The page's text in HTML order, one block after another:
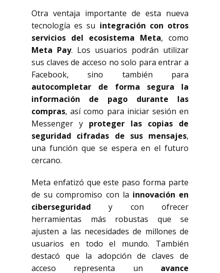
Otra ventaja importante de esta nueva
tecnología es su integración con otros
servicios del ecosistema Meta, como
Meta Pay. Los usuarios podrán utilizar
sus claves de acceso no solo para entrar a
Facebook, sino también para
autocompletar de forma segura la
información de pago durante las
compras, así como para iniciar sesión en
Messenger y proteger las copias de
seguridad cifradas de sus mensajes,
una función que se espera en el futuro
cercano.
Meta enfatizó que este paso forma parte
de su compromiso con la innovación en
ciberseguridad y con ofrecer
herramientas más robustas que se
ajusten a las necesidades de millones de
usuarios en todo el mundo. También
destacó que la adopción de claves de
acceso representa un avance